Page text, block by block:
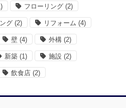
フローリング (2)
グ (2) リフォーム (4)
壁 (4) 外構 (2)
新築 (1) 施設 (2)
飲食店 (2)